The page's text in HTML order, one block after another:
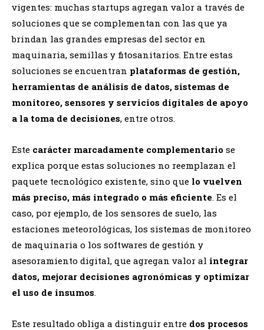
vigentes: muchas startups agregan valor a través de
soluciones que se complementan con las que ya
brindan las grandes empresas del sector en
maquinaria, semillas y fitosanitarios. Entre estas
soluciones se encuentran plataformas de gestión,
herramientas de análisis de datos, sistemas de
monitoreo, sensores y servicios digitales de apoyo
a la toma de decisiones, entre otros.
Este carácter marcadamente complementario se
explica porque estas soluciones no reemplazan el
paquete tecnológico existente, sino que lo vuelven
más preciso, más integrado o más eficiente. Es el
caso, por ejemplo, de los sensores de suelo, las
estaciones meteorológicas, los sistemas de monitoreo
de maquinaria o los softwares de gestión y
asesoramiento digital, que agregan valor al integrar
datos, mejorar decisiones agronómicas y optimizar
el uso de insumos.
Este resultado obliga a distinguir entre dos procesos